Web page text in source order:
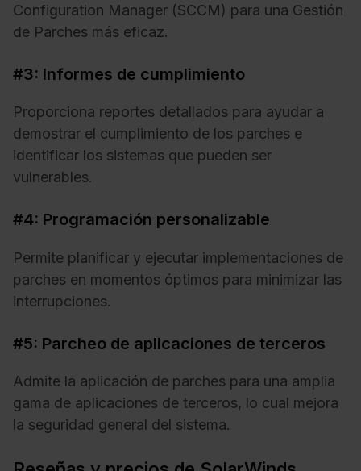
Configuration Manager (SCCM) para una Gestión
de Parches más eficaz.
#3: Informes de cumplimiento
Proporciona reportes detallados para ayudar a
demostrar el cumplimiento de los parches e
identificar los sistemas que pueden ser
vulnerables.
#4: Programación personalizable
Permite planificar y ejecutar implementaciones de
parches en momentos óptimos para minimizar las
interrupciones.
#5: Parcheo de aplicaciones de terceros
Admite la aplicación de parches para una amplia
gama de aplicaciones de terceros, lo cual mejora
la seguridad general del sistema.